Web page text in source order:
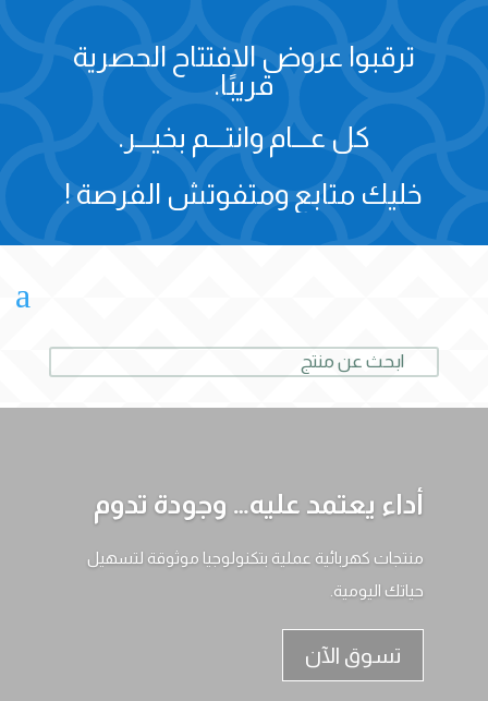
ترقبوا عروض الافتتاح الحصرية
قريبًا.
كل عـــام وانتـــم بخيـــر.
خليك متابع ومتفوتش الفرصة !
a
أداء يعتمد عليه… وجودة تدوم
منتجات كهربائية عملية بتكنولوجيا موثوقة لتسهيل
حياتك اليومية.
تسوق الآن